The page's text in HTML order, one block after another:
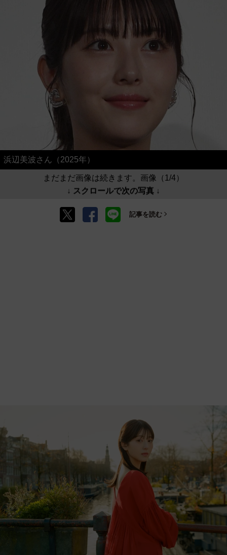
浜辺美波さん（2025年）
まだまだ画像は続きます。画像（1/4）
↓ スクロールで次の写真 ↓
記事を読む